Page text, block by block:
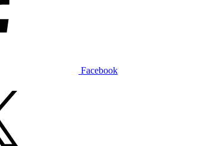
Facebook